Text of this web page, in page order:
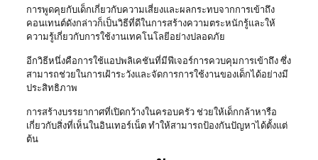
การพูดคุยกับเด็กเกี่ยวกับความเสี่ยงและผลกระทบจากการเข้าถึง
คอนเทนต์ดังกล่าวก็เป็นวิธีที่ดีในการสร้างความตระหนักรู้และให้
ความรู้เกี่ยวกับการใช้งานเทคโนโลยีอย่างปลอดภัย
อีกวิธีหนึ่งคือการใช้แอปพลิเคชันที่มีฟีเจอร์การควบคุมการเข้าถึง ซึ่ง
สามารถช่วยในการเฝ้าระวังและจัดการการใช้งานของเด็กได้อย่างมี
ประสิทธิภาพ
การสร้างบรรยากาศที่เปิดกว้างในครอบครัว ช่วยให้เด็กกล้าหารือ
เกี่ยวกับสิ่งที่เห็นในอินเทอร์เน็ต ทำให้สามารถป้องกันปัญหาได้ตั้งแต่
ต้น